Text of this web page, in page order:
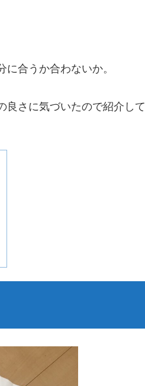
合うか合わないか。
良さに気づいたので紹介して